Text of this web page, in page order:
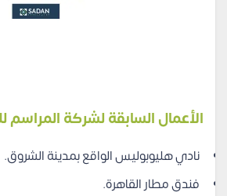
الأعمال السابقة لشركة المراسم
نادي هليوبوليس الواقع بمدينة الشروق.
فندق مطار القاهرة.